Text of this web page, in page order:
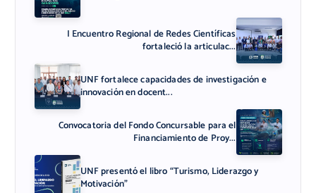
I Encuentro Regional de Redes Científicas
fortaleció la articulac...
UNF fortalece capacidades de investigación e
innovación en docent...
Convocatoria del Fondo Concursable para el
Financiamiento de Proy...
UNF presentó el libro “Turismo, Liderazgo y
Motivación”